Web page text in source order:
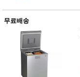
무료배송